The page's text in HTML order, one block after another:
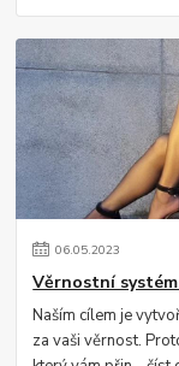
06.05.2023
Věrnostní
Naším cílem je
za vaši věrnost.